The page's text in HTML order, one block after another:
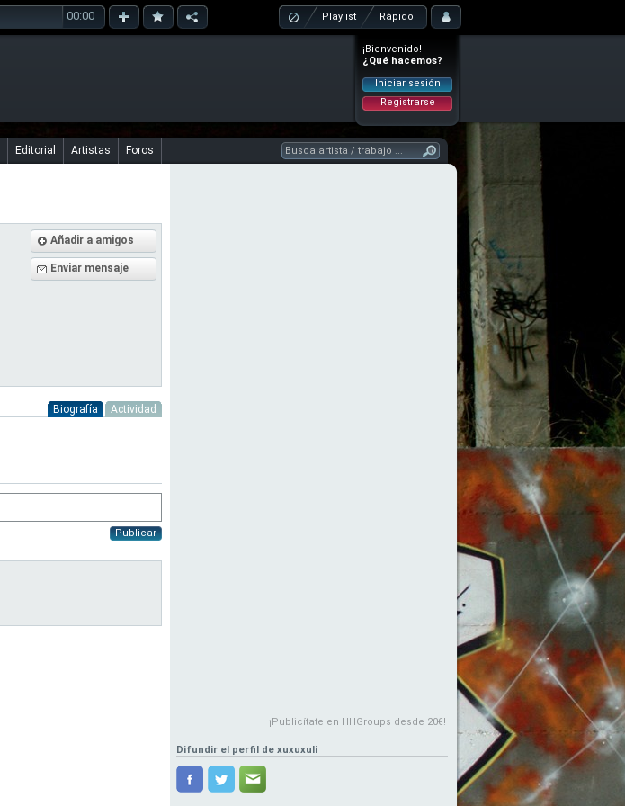
00:00 Playlist Rápido
¡Bienvenido!
¿Qué hacemos?
Iniciar sesión
Registrarse
Editorial Artistas Foros
Añadir a amigos
Enviar mensaje
Biografía
Actividad
Publicar
¡Publicítate en HHGroups desde 20€!
Difundir el perfil de xuxuxuli